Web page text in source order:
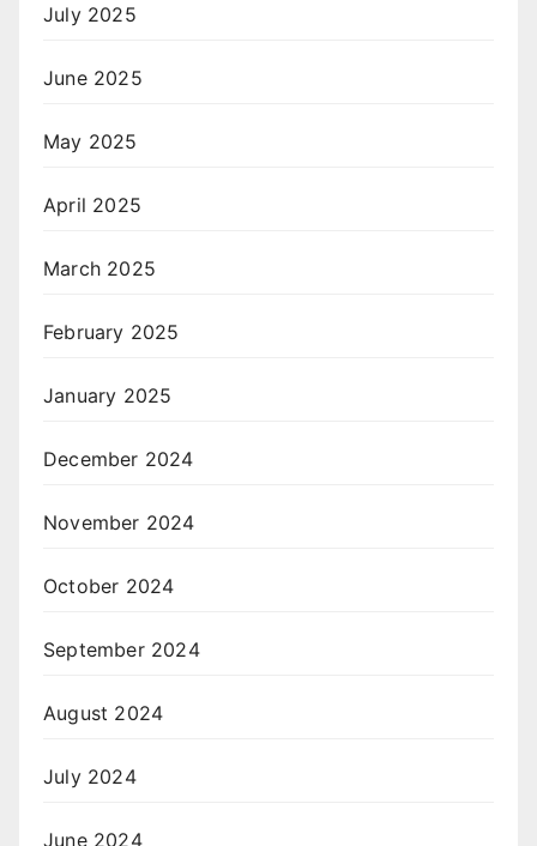
July 2025
June 2025
May 2025
April 2025
March 2025
February 2025
January 2025
December 2024
November 2024
October 2024
September 2024
August 2024
July 2024
June 2024